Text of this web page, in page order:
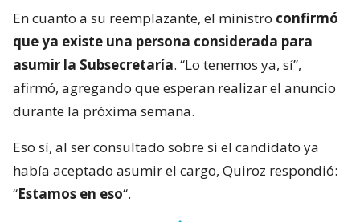
En cuanto a su reemplazante, el ministro confirmó
que ya existe una persona considerada para
asumir la Subsecretaría. “Lo tenemos ya, sí”,
afirmó, agregando que esperan realizar el anuncio
durante la próxima semana.
Eso sí, al ser consultado sobre si el candidato ya
había aceptado asumir el cargo, Quiroz respondió:
“Estamos en eso“.